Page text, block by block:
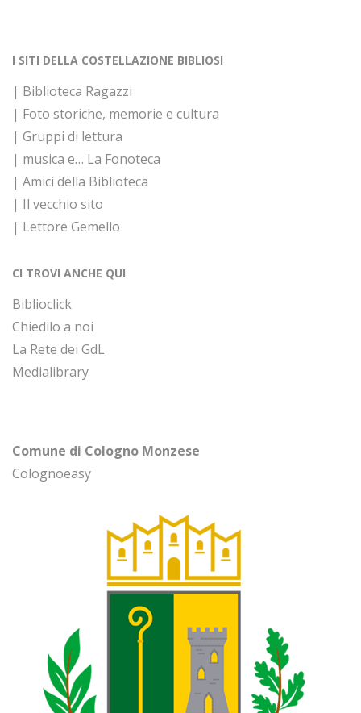
I SITI DELLA COSTELLAZIONE BIBLIOSI
| Biblioteca Ragazzi
| Foto storiche, memorie e cultura
| Gruppi di lettura
| musica e… La Fonoteca
| Amici della Biblioteca
| Il vecchio sito
| Lettore Gemello
CI TROVI ANCHE QUI
Biblioclick
Chiedilo a noi
La Rete dei GdL
Medialibrary
Comune di Cologno Monzese
Colognoeasy